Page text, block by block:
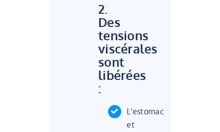
2.
Des
tensions
viscérales
sont
libérées
:
L’estomac
et